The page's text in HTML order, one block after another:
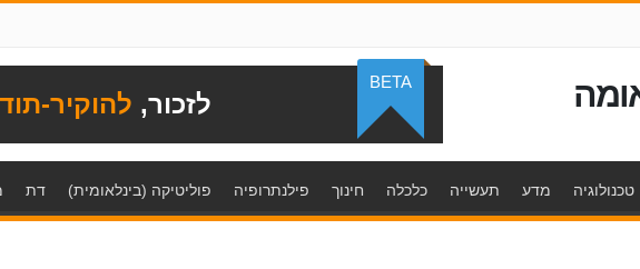
לזכור, להוקיר-
BETA
טכנולוגיה מדע תעשייה כלכלה חינוך פילנתרופיה פוליטיקה (בינלאומית) דת